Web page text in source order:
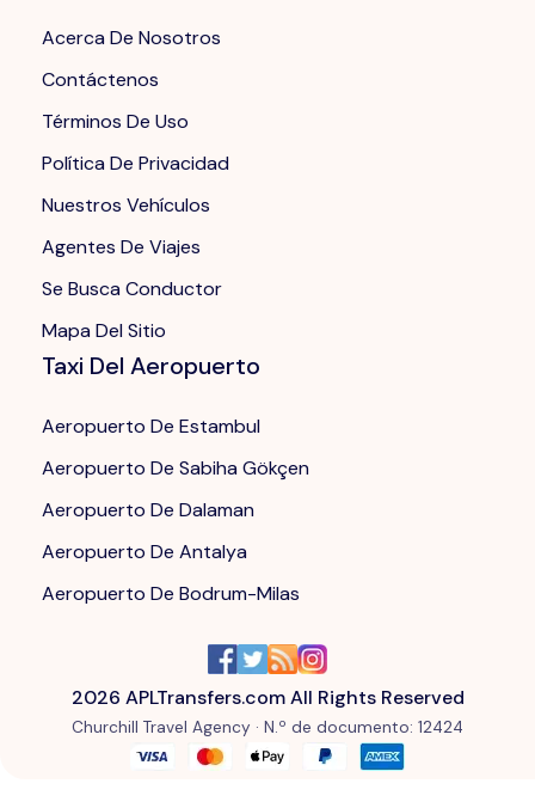
Acerca De Nosotros
Contáctenos
Términos De Uso
Política De Privacidad
Nuestros Vehículos
Agentes De Viajes
Se Busca Conductor
Mapa Del Sitio
Taxi Del Aeropuerto
Aeropuerto De Estambul
Aeropuerto De Sabiha Gökçen
Aeropuerto De Dalaman
Aeropuerto De Antalya
Aeropuerto De Bodrum-Milas
2026 APLTransfers.com All Rights Reserved
Churchill Travel Agency · N.º de documento: 12424